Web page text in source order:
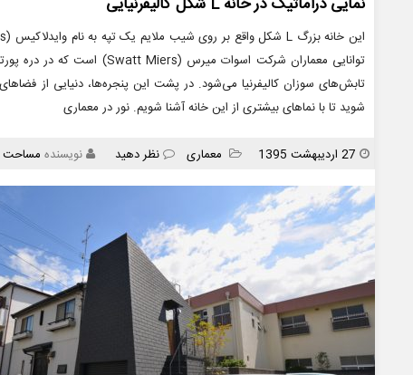
تابش‌های سوزان کالیفرنیا می‌شود. در پشت این پنجره‌ها، دنیایی از
شوید تا با نماهای بیشتری از این خانه آشنا شویم. نور در معماری
انتشار
27 اردیبهشت 1395
دسته
ها
معماری نظر دهید نویسنده مساحت